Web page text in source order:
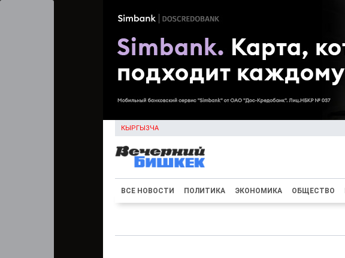
КЫРГЫЗЧА
ВСЕ НОВОСТИ ПОЛИТИКА ЭКОНОМИКА ОБЩЕСТВО